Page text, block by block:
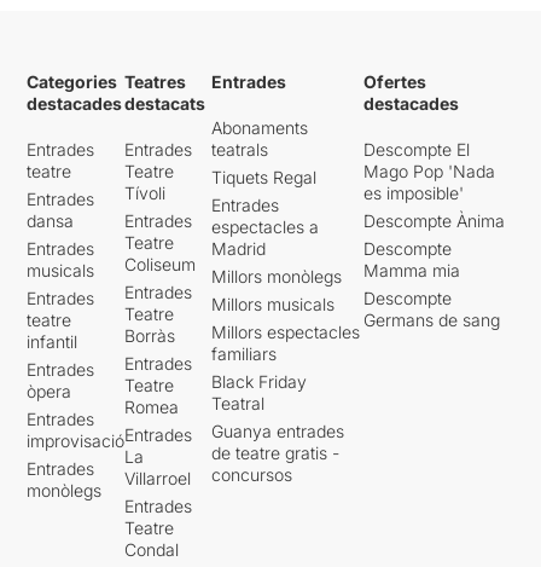
Categories
destacades
Entrades
teatre
Entrades
dansa
Entrades
musicals
Entrades
teatre
infantil
Entrades
òpera
Entrades
improvisació
Entrades
monòlegs
Teatres
destacats
Entrades
Teatre
Tívoli
Entrades
Teatre
Coliseum
Entrades
Teatre
Borràs
Entrades
Teatre
Romea
Entrades
La
Villarroel
Entrades
Teatre
Condal
Entrades
Abonaments
teatrals
Tiquets Regal
Entrades
espectacles a
Madrid
Millors monòlegs
Millors musicals
Millors espectacles
familiars
Black Friday
Teatral
Guanya entrades
de teatre gratis -
concursos
Ofertes
destacades
Descompte El
Mago Pop 'Nada
es imposible'
Descompte Ànima
Descompte
Mamma mia
Descompte
Germans de sang